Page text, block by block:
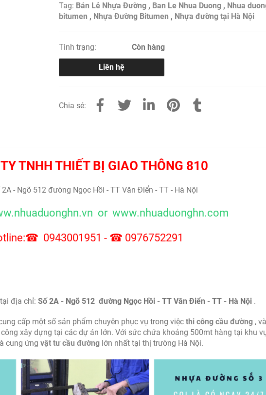
Tag: Bán Lẻ Nhựa Đường , Ban Le Nhua Duong , Nhua
bitumen , Nhựa Đường Bitumen , Nhựa đường tại Hà Nội
Tình trạng: Còn hàng
Liên hệ
Chia sẻ:
TNHH THIẾT BỊ GIAO THÔNG 810
- Ngõ 512 đường Ngọc Hồi - TT Văn Điển - TT - Hà Nội
or www.nhuaduonghn.com
0943001951 - ☎ 0976752291
địa chỉ: Số 2A - Ngõ 512 đường Ngọc Hồi - TT Văn Điển - TT - Hà Nội .
cấp một số sản phẩm chuyên phục vụ trong việc thi công cầu đường ,
xây dựng tại các dự án lớn. Với sức chứa khoảng 500mt hàng tại khu
cung ứng vật tư cầu đường lớn nhất tại thị trường Hà Nội.